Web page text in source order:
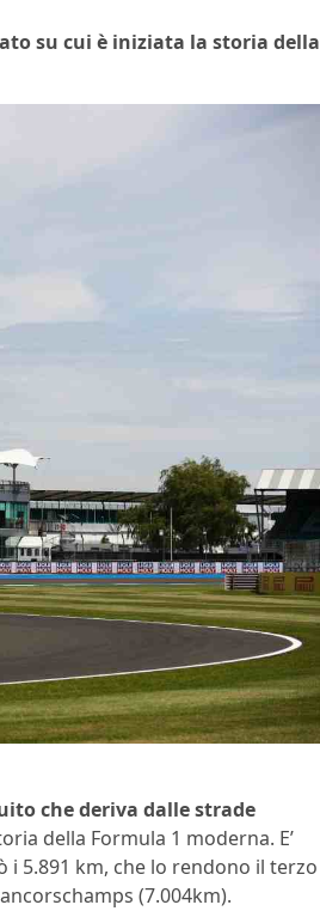
su cui è iniziata la storia della
che deriva dalle strade
della Formula 1 moderna. E’
5.891 km, che lo rendono il terzo
(7.004km).